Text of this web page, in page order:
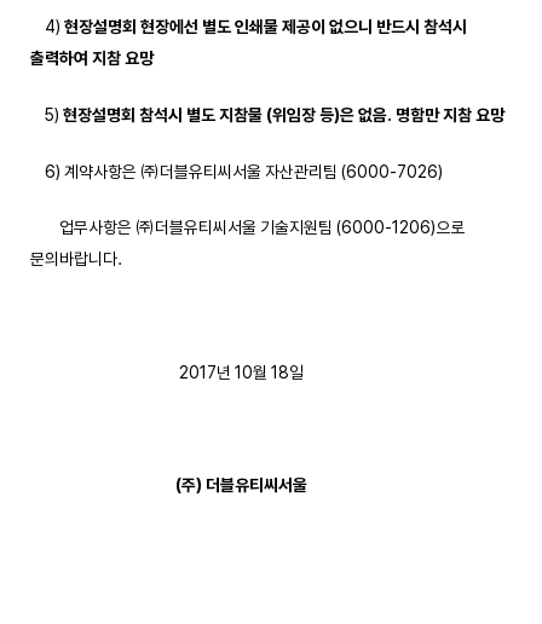
4) 현장설명회 현장에선 별도 인쇄물 제공이 없으니 반드시 참석시
출력하여 지참 요망
5) 현장설명회 참석시 별도 지참물 (위임장 등)은 없음. 명함만 지참 요망
6) 계약사항은 ㈜더블유티씨서울 자산관리팀 (6000-7026)
업무사항은 ㈜더블유티씨서울 기술지원팀 (6000-1206)으로
문의바랍니다.
2017년 10월 18일
(주) 더블유티씨서울